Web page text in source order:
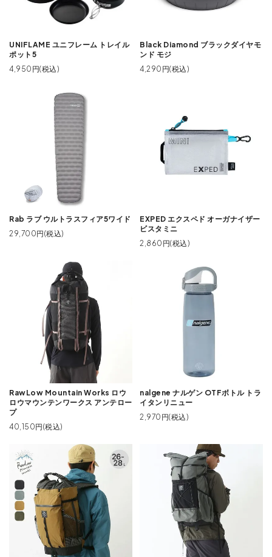
UNIFLAME ユニフレーム トレイル
ポット5
4,950円(税込)
Black Diamond ブラックダイヤモ
ンド モジ
4,290円(税込)
Rab ラブ ウルトラスフィア5ワイド
29,700円(税込)
EXPED エクスペド オーガナイザー
ビスタミニ
2,860円(税込)
RawLow Mountain Works ロウ
ロウマウンテンワークス アンテロー
プ
40,150円(税込)
nalgene ナルゲン OTFボトル トラ
イタンリニュー
2,970円(税込)